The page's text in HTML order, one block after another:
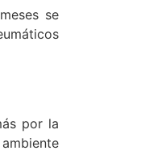
se
por la